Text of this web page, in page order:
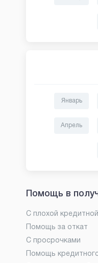
Январь
Апрель
Помощь в
С плохой
Помощь за откат
С просрочками
Помощь